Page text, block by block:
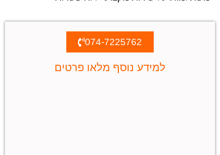
074-7225762
למידע נוסף מלאו פרטים